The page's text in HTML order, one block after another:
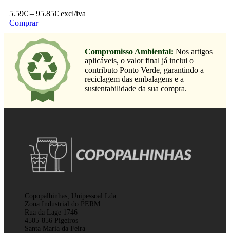
5.59€ – 95.85€ excl/iva
Comprar
Compromisso Ambiental: Nos artigos
aplicáveis, o valor final já inclui o
contributo Ponto Verde, garantindo a
reciclagem das embalagens e a
sustentabilidade da sua compra.
Copopalhinhas, Unipessoal Lda
Zona Industrial do PERM
Rua da Lage 1746
4505-856 Pigeiros
Santa Maria da Feira